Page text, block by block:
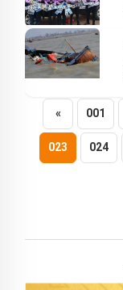
« 001
023 024